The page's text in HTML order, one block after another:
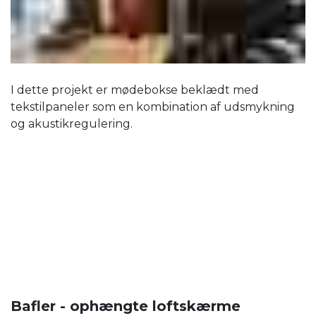
I dette projekt er mødebokse beklædt med
tekstilpaneler som en kombination af udsmykning
og akustikregulering.
Bafler - ophængte loftskærme